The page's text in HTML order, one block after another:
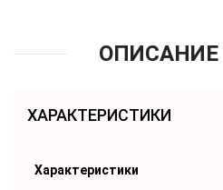
ОПИСАНИЕ
ХАРАКТЕРИСТИКИ
Характеристики